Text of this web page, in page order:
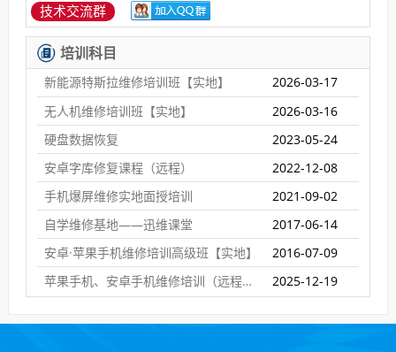
技术交流群
培训科目
新能源特斯拉维修培训班【实地】
2026-03-17
无人机维修培训班【实地】
2026-03-16
硬盘数据恢复
2023-05-24
安卓字库修复课程（远程）
2022-12-08
手机爆屏维修实地面授培训
2021-09-02
自学维修基地——迅维课堂
2017-06-14
安卓·苹果手机维修培训高级班【实地】
2016-07-09
苹果手机、安卓手机维修培训（远程网络班）
2025-12-19